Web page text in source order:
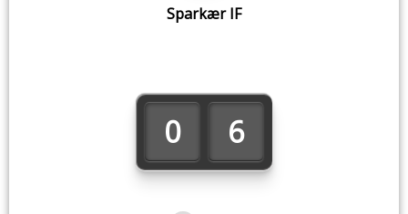
0 6
Sparkær IF